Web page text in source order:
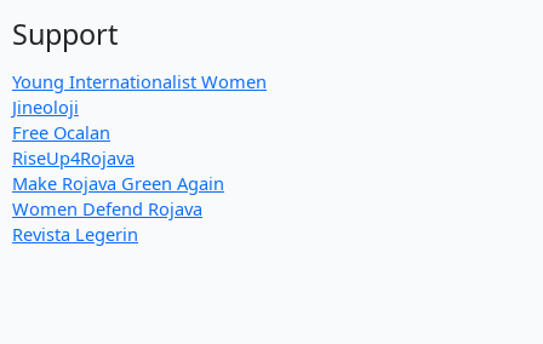
Support
Young Internationalist Women
Jineoloji
Free Ocalan
RiseUp4Rojava
Make Rojava Green Again
Women Defend Rojava
Revista Legerin